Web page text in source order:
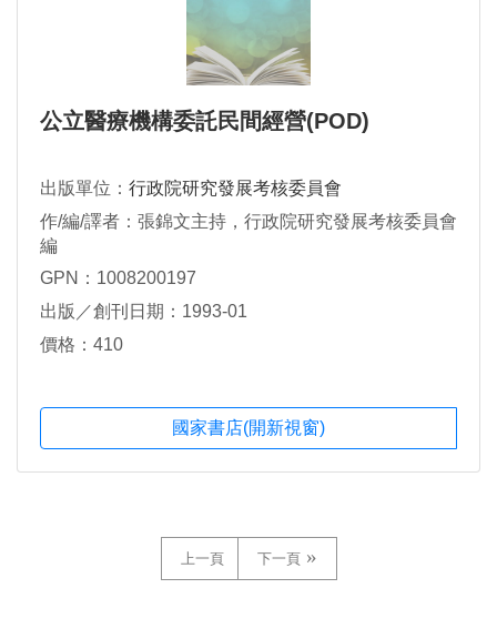
公立醫療機構委託民間經營(POD)
出版單位： 行政院研究發展考核委員會
作/編/譯者：張錦文主持，行政院研究發展考核委員會
編
GPN：1008200197
出版／創刊日期：1993-01
價格：410
國家書店(開新視窗)
上一頁 下一頁